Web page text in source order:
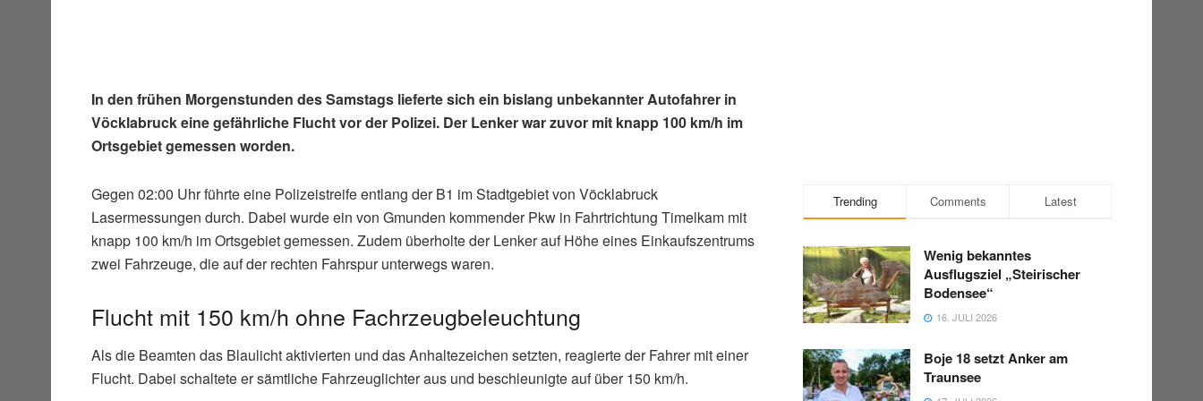
In den frühen Morgenstunden des Samstags lieferte sich ein bislang unbekannter Autofahrer in
Vöcklabruck eine gefährliche Flucht vor der Polizei. Der Lenker war zuvor mit knapp 100 km/h im
Ortsgebiet gemessen worden.
Gegen 02:00 Uhr führte eine Polizeistreife entlang der B1 im Stadtgebiet von Vöcklabruck
Lasermessungen durch. Dabei wurde ein von Gmunden kommender Pkw in Fahrtrichtung Timelkam mit
knapp 100 km/h im Ortsgebiet gemessen. Zudem überholte der Lenker auf Höhe eines Einkaufszentrums
zwei Fahrzeuge, die auf der rechten Fahrspur unterwegs waren.
Flucht mit 150 km/h ohne Fachrzeugbeleuchtung
Als die Beamten das Blaulicht aktivierten und das Anhaltezeichen setzten, reagierte der Fahrer mit einer
Flucht. Dabei schaltete er sämtliche Fahrzeuglichter aus und beschleunigte auf über 150 km/h.
Trending Comments Latest
Wenig bekanntes
Ausflugsziel „Steirischer
Bodensee“
16. JULI 2026
Boje 18 setzt Anker am
Traunsee